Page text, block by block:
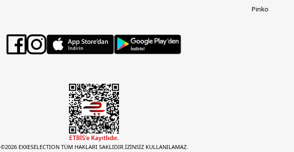
Pinko
©2026 EXXESELECTION TÜM HAKLARI SAKLIDIR.İZİNSİZ KULLANILAMAZ.